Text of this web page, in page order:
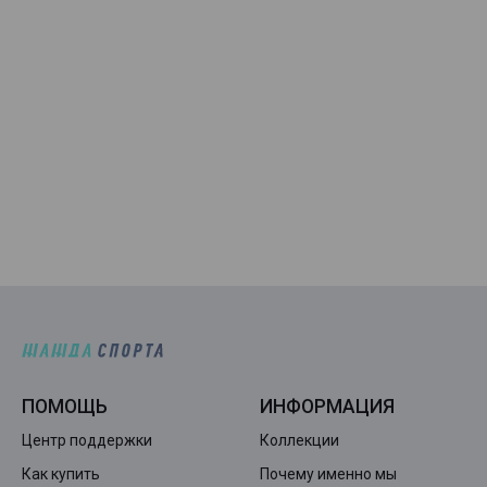
ПОМОЩЬ
Центр поддержки
Как купить
ИНФОРМАЦИЯ
Коллекции
Почему именно мы